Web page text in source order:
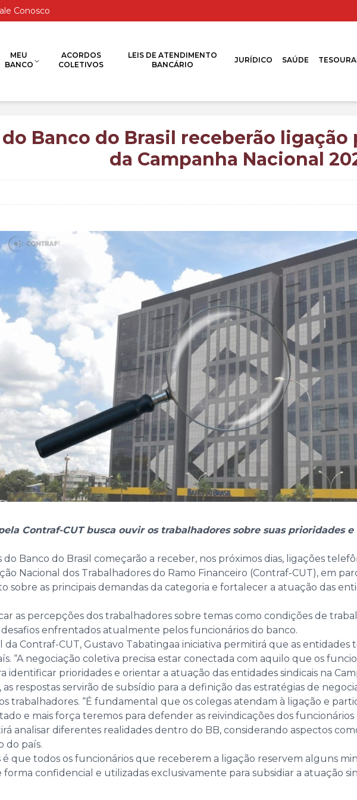
Conosco
MEU
BANCO
ACORDOS
COLETIVOS
LEIS DE ATENDIMENTO
BANCÁRIO
JURÍDICO SAÚDE
Banco do Brasil receberão
da Campanha Nacional
Contraf-CUT busca ouvir os trabalhadores sobre suas prioridades
Banco do Brasil começarão a receber, nos próximos dias, ligações
Nacional dos Trabalhadores do Ramo Financeiro (Contraf-CUT), em
as principais demandas da categoria e fortalecer a atuação das
as percepções dos trabalhadores sobre temas como condições de
desafios enfrentados atualmente pelos funcionários do banco.
Contraf-CUT, Gustavo Tabatingaa iniciativa permitirá que as
“A negociação coletiva precisa estar conectada com aquilo que os
prioridades e orientar a atuação das entidades sindicais na
respostas servirão de subsídio para a definição das estratégias de
trabalhadores. “É fundamental que os colegas atendam à ligação e
e mais força teremos para defender as reivindicações dos funcionários
analisar diferentes realidades dentro do BB, considerando aspectos
do país.
que todos os funcionários que receberem a ligação reservem alguns
forma confidencial e utilizadas exclusivamente para subsidiar a atuação